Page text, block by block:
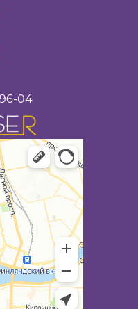
2280 ₽
96-04